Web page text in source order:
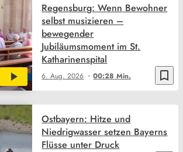
bookmark_border
6. Aug. 2026 00:28 Min.
Regensburg: Wenn Bewohner
selbst musizieren –
bewegender
Jubiläumsmoment im St.
Katharinenspital
Ostbayern: Hitze und
Niedrigwasser setzen Bayerns
Flüsse unter Druck